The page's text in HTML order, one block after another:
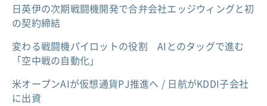
日英伊の次期戦闘機開発で合弁会社エッジウィングと初
の契約締結
変わる戦闘機パイロットの役割 AIとのタッグで進む
「空中戦の自動化」
米オープンAIが仮想通貨PJ推進へ / 日航がKDDI子会社
に出資